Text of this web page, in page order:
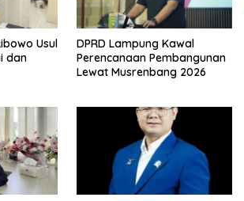
Usul
dan
DPRD Lampung Kawal
Perencanaan Pembangunan
Lewat Musrenbang 2026